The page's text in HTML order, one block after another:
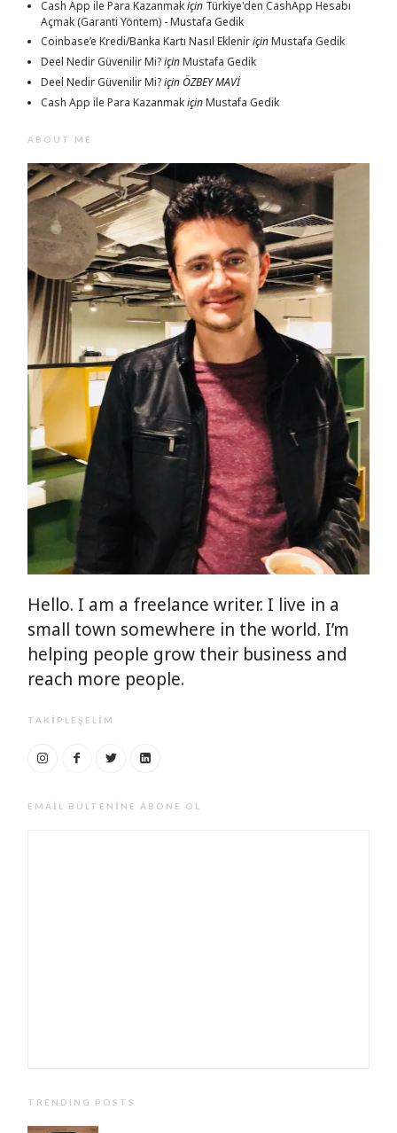
Cash App ile Para Kazanmakiçin Türkiye'den CashApp Hesabı
Açmak (Garanti Yöntem) - Mustafa Gedik
Coinbase’e Kredi/Banka Kartı Nasıl EkleniriçinMustafa Gedik
Deel Nedir Güvenilir Mi?içinMustafa Gedik
Deel Nedir Güvenilir Mi?içinÖZBEY MAVİ
Cash App ile Para KazanmakiçinMustafa Gedik
ABOUT ME
Hello. I am a freelance writer. I live in a
small town somewhere in the world. I’m
helping people grow their business and
reach more people.
TAKIPLEŞELIM
EMAIL BÜLTENINE ABONE OL
TRENDING POSTS